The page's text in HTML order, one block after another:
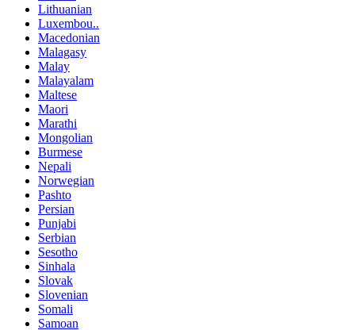
Lithuanian
Luxembou..
Macedonian
Malagasy
Malay
Malayalam
Maltese
Maori
Marathi
Mongolian
Burmese
Nepali
Norwegian
Pashto
Persian
Punjabi
Serbian
Sesotho
Sinhala
Slovak
Slovenian
Somali
Samoan